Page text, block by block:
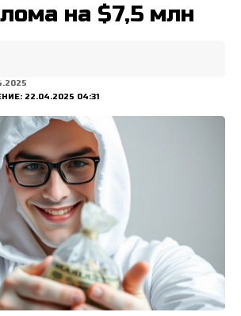
на $7,5 млн
22.04.2025 04:31